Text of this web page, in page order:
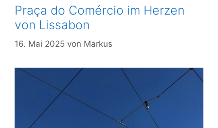
Praça do Comércio im Herzen
von Lissabon
16. Mai 2025 von Markus